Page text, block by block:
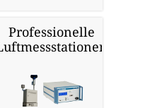
Professionelle